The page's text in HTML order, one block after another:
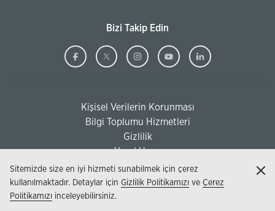
Bizi Takip Edin
Ziraat
(Bu
pencerede
açılacaktır)
Ziraat
(Bu
pencerede
açılacaktır)
Ziraat
(Bu
pencerede
açılacaktır)
Ziraat
(Bu
pencerede
Ziraat
(Bu
Kişisel Verilerin Korunması
(Bu sayfa yeni pencerede açılacaktır)
Bilgi Toplumu Hizmetleri
(Bu sayfa yeni pencerede açılacaktır)
Gizlilik
Yasal Uyarı
Sitemizde size en iyi hizmeti sunabilmek için çerez
kullanılmaktadır. Detaylar için Gizlilik Politikamızı ve Çerez
Politikamızı inceleyebilirsiniz.